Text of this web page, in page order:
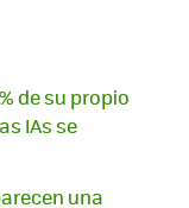
de su propio
IAs se
una